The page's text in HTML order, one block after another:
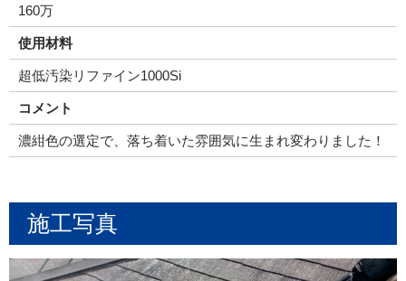
160万
使用材料
超低汚染リファイン1000Si
コメント
濃紺色の選定で、落ち着いた雰囲気に生まれ変わりました！
施工写真